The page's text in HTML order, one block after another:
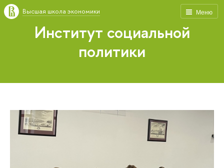
Меню
Высшая школа экономики
Институт социальной
политики